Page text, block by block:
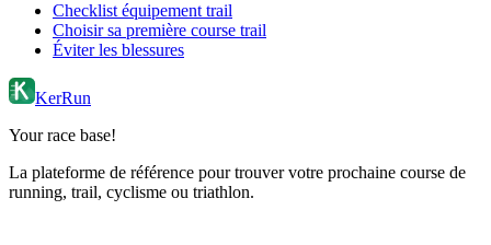
Checklist équipement trail
Choisir sa première course trail
Éviter les blessures
KerRun
Your race base!
La plateforme de référence pour trouver votre prochaine course de
running, trail, cyclisme ou triathlon.